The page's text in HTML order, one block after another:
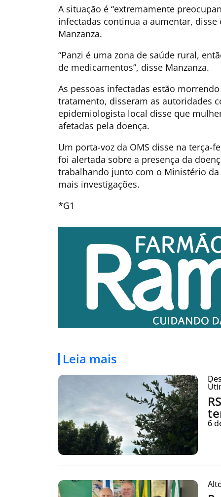
A situação é “extremamente
infectadas continua a aumentar,
Manzanza.
“Panzi é uma zona de saúde rural,
de medicamentos”, disse Manzanza.
As pessoas infectadas estão
tratamento, disseram as autoridades
epidemiologista local disse que
afetadas pela doença.
Um porta-voz da OMS disse na terça-
foi alertada sobre a presença da
trabalhando junto com o Ministério da
mais investigações.
*G1
Leia mais
6